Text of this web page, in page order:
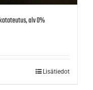
alv 0%
Lisätiedot